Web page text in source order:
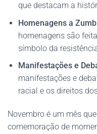
que destacam a
Homenagens a
homenagens são
símbolo da
Manifestações e
manifestações e
racial e os direitos
Novembro é um mês
comemoração de